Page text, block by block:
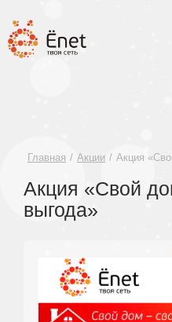
Главная Акции Акция
Акция «Свой
выгода»